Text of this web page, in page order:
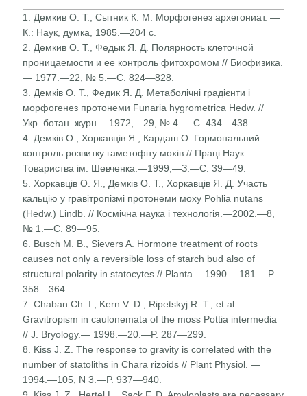
1. Демкив О. Т., Сытник К. М. Морфогенез архегониат. —
К.: Наук, думка, 1985.—204 с.
2. Демкив О. Т., Федык Я. Д. Полярность клеточной
проницаемости и ее контроль фитохромом // Биофизика.
— 1977.—22, № 5.—С. 824—828.
3. Демків О. Т., Федик Я. Д. Метаболічні градієнти і
морфо­генез протонеми Funaria hygrometrica Hedw. //
Укр. ботан. журн.—1972,—29, № 4. —С. 434—438.
4. Демків О., Хоркавців Я., Кардаш О. Гормональний
конт­роль розвитку гаметофіту мохів // Праці Наук.
Товариства ім. Шевченка.—1999,—З.—С. 39—49.
5. Хоркавців О. Я., Демків О. Т., Хоркавців Я. Д. Участь
кальцію у гравітропізмі протонеми моху Pohlia nutans
(Hedw.) Lindb. // Космічна наука і технологія.—2002.—8,
№ 1.—С. 89—95.
6. Busch M. В., Sievers A. Hormone treatment of roots
causes not only a reversible loss of starch bud also of
structural polarity in statocytes // Planta.—1990.—181.—P.
358—364.
7. Chaban Ch. I., Kern V. D., Ripetskyj R. T., et al.
Gravitropism in caulonemata of the moss Pottia intermedia
// J. Bryology.— 1998.—20.—P. 287—299.
8. Kiss J. Z. The response to gravity is correlated with the
number of statoliths in Chara rizoids // Plant Physiol. —
1994.—105, N 3.—P. 937—940.